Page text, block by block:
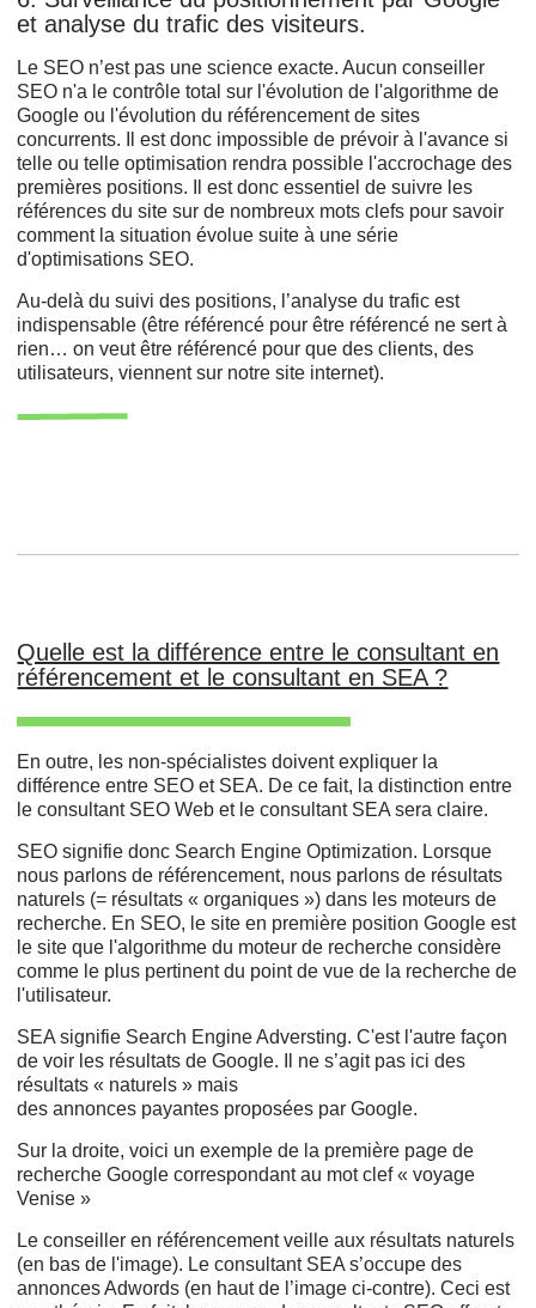
et analyse du trafic des visiteurs.
Le SEO n’est pas une science exacte. Aucun conseiller
SEO n'a le contrôle total sur l'évolution de l'algorithme de
Google ou l'évolution du référencement de sites
concurrents. Il est donc impossible de prévoir à l'avance si
telle ou telle optimisation rendra possible l'accrochage des
premières positions. Il est donc essentiel de suivre les
références du site sur de nombreux mots clefs pour savoir
comment la situation évolue suite à une série
d'optimisations SEO.
Au-delà du suivi des positions, l’analyse du trafic est
indispensable (être référencé pour être référencé ne sert à
rien… on veut être référencé pour que des clients, des
utilisateurs, viennent sur notre site internet).
Quelle est la différence entre le consultant en
référencement et le consultant en SEA ?
En outre, les non-spécialistes doivent expliquer la
différence entre SEO et SEA. De ce fait, la distinction entre
le consultant SEO Web et le consultant SEA sera claire.
SEO signifie donc Search Engine Optimization. Lorsque
nous parlons de référencement, nous parlons de résultats
naturels (= résultats « organiques ») dans les moteurs de
recherche. En SEO, le site en première position Google est
le site que l'algorithme du moteur de recherche considère
comme le plus pertinent du point de vue de la recherche de
l'utilisateur.
SEA signifie Search Engine Adversting. C'est l'autre façon
de voir les résultats de Google. Il ne s’agit pas ici des
résultats « naturels » mais
des annonces payantes proposées par Google.
Sur la droite, voici un exemple de la première page de
recherche Google correspondant au mot clef « voyage
Venise »
Le conseiller en référencement veille aux résultats naturels
(en bas de l'image). Le consultant SEA s’occupe des
annonces Adwords (en haut de l’image ci-contre). Ceci est